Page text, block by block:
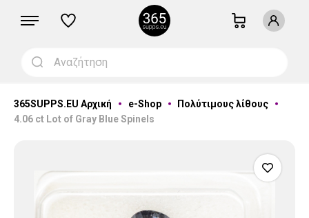
365SUPPS.EU Αρχική e-Shop
Πολύτιμους λίθους
4.06 ct Lot of Gray Blue Spinels